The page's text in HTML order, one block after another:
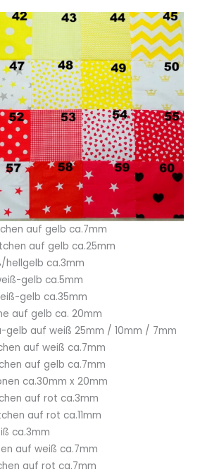
auf gelb ca.7mm
auf gelb ca.25mm
ca.3mm
gelb ca.5mm
gelb ca.35mm
auf gelb ca. 20mm
gelb auf weiß 25mm / 10mm / 7mm
auf weiß ca.7mm
auf gelb ca.7mm
ca.30mm x 20mm
auf rot ca.3mm
auf rot ca.11mm
ca.3mm
auf weiß ca.7mm
auf rot ca.7mm